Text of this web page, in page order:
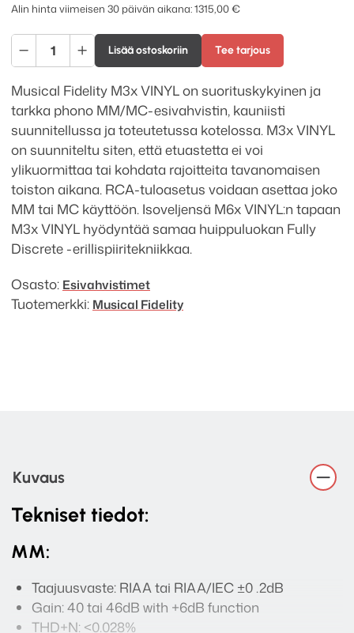
Alin hinta viimeisen 30 päivän aikana:1315,00€
Musical
Fidelity
M3x
VINYL
levysoitinesivahvistin
määrä
Lisää ostoskoriin Tee tarjous
Musical Fidelity M3x VINYL on suorituskykyinen ja
tarkka phono MM/MC-esivahvistin, kauniisti
suunnitellussa ja toteutetussa kotelossa. M3x VINYL
on suunniteltu siten, että etuastetta ei voi
ylikuormittaa tai kohdata rajoitteita tavanomaisen
toiston aikana. RCA-tuloasetus voidaan asettaa joko
MM tai MC käyttöön. Isoveljensä M6x VINYL:n tapaan
M3x VINYL hyödyntää samaa huippuluokan Fully
Discrete -erillispiiritekniikkaa.
Osasto: Esivahvistimet
Tuotemerkki: Musical Fidelity
Kuvaus
Tekniset tiedot:
MM:
Taajuusvaste: RIAA tai RIAA/IEC ±0 .2dB
Gain: 40 tai 46dB with +6dB function
THD+N: <0.028%